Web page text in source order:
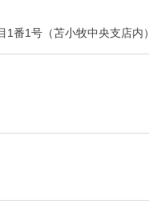
1番1号（苫小牧中央支店内）